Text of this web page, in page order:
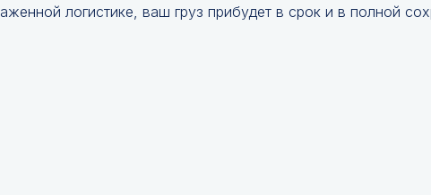
логистике, ваш груз прибудет в срок и в полной